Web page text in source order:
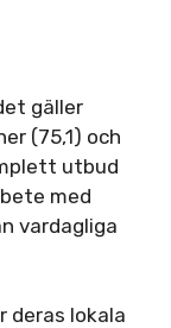
gäller
(75,1) och
utbud
med
vardagliga
deras lokala